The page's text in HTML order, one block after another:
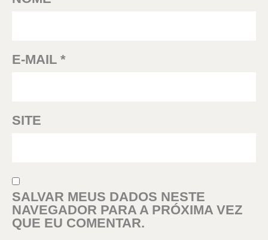
E-MAIL *
SITE
SALVAR MEUS DADOS NESTE
NAVEGADOR PARA A PRÓXIMA VEZ
QUE EU COMENTAR.